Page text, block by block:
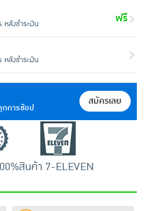
กการช้อป
สมัครเลย
ลังชำระเงิน
ฟรี
ลังชำระเงิน
สินค้า 7-ELEVEN